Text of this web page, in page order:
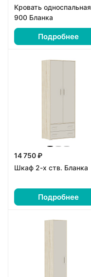
Кровать односпальная
900 Бланка
Подробнее
14 750 ₽
Шкаф 2-х ств. Бланка
Подробнее